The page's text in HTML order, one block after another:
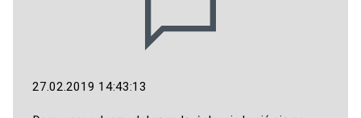
27.02.2019 14:43:13